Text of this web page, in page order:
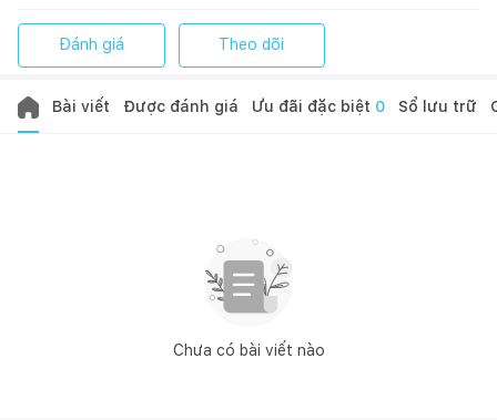
Đánh giá Theo dõi
Bài viết Được đánh giá Ưu đãi đặc biệt 0 Sổ lưu trữ
Chưa có bài viết nào